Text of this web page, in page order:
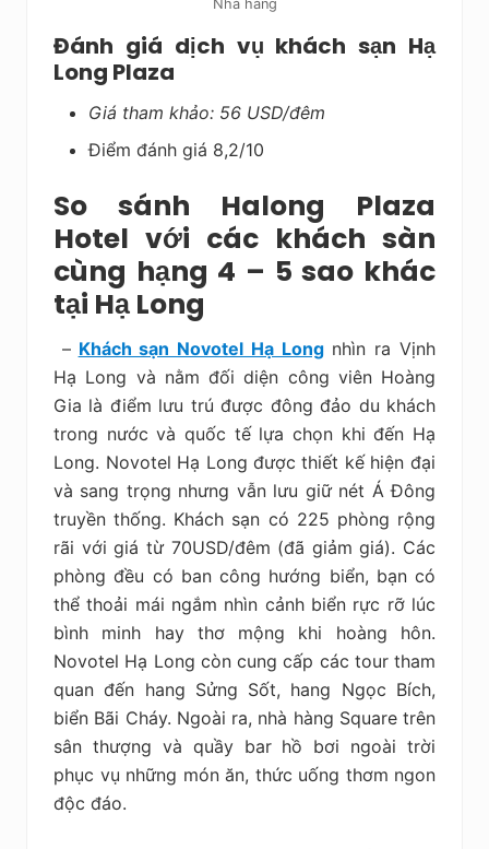
Nhà hàng
Đánh giá dịch vụ khách sạn Hạ
Long Plaza
Giá tham khảo: 56 USD/đêm
Điểm đánh giá 8,2/10
So sánh Halong Plaza
Hotel với các khách sàn
cùng hạng 4 – 5 sao khác
tại Hạ Long
– Khách sạn Novotel Hạ Longnhìn ra Vịnh
Hạ Long và nằm đối diện công viên Hoàng
Gia là điểm lưu trú được đông đảo du khách
trong nước và quốc tế lựa chọn khi đến Hạ
Long. Novotel Hạ Long được thiết kế hiện đại
và sang trọng nhưng vẫn lưu giữ nét Á Đông
truyền thống. Khách sạn có 225 phòng rộng
rãi với giá từ 70USD/đêm (đã giảm giá). Các
phòng đều có ban công hướng biển, bạn có
thể thoải mái ngắm nhìn cảnh biển rực rỡ lúc
bình minh hay thơ mộng khi hoàng hôn.
Novotel Hạ Long còn cung cấp các tour tham
quan đến hang Sửng Sốt, hang Ngọc Bích,
biển Bãi Cháy. Ngoài ra, nhà hàng Square trên
sân thượng và quầy bar hồ bơi ngoài trời
phục vụ những món ăn, thức uống thơm ngon
độc đáo.